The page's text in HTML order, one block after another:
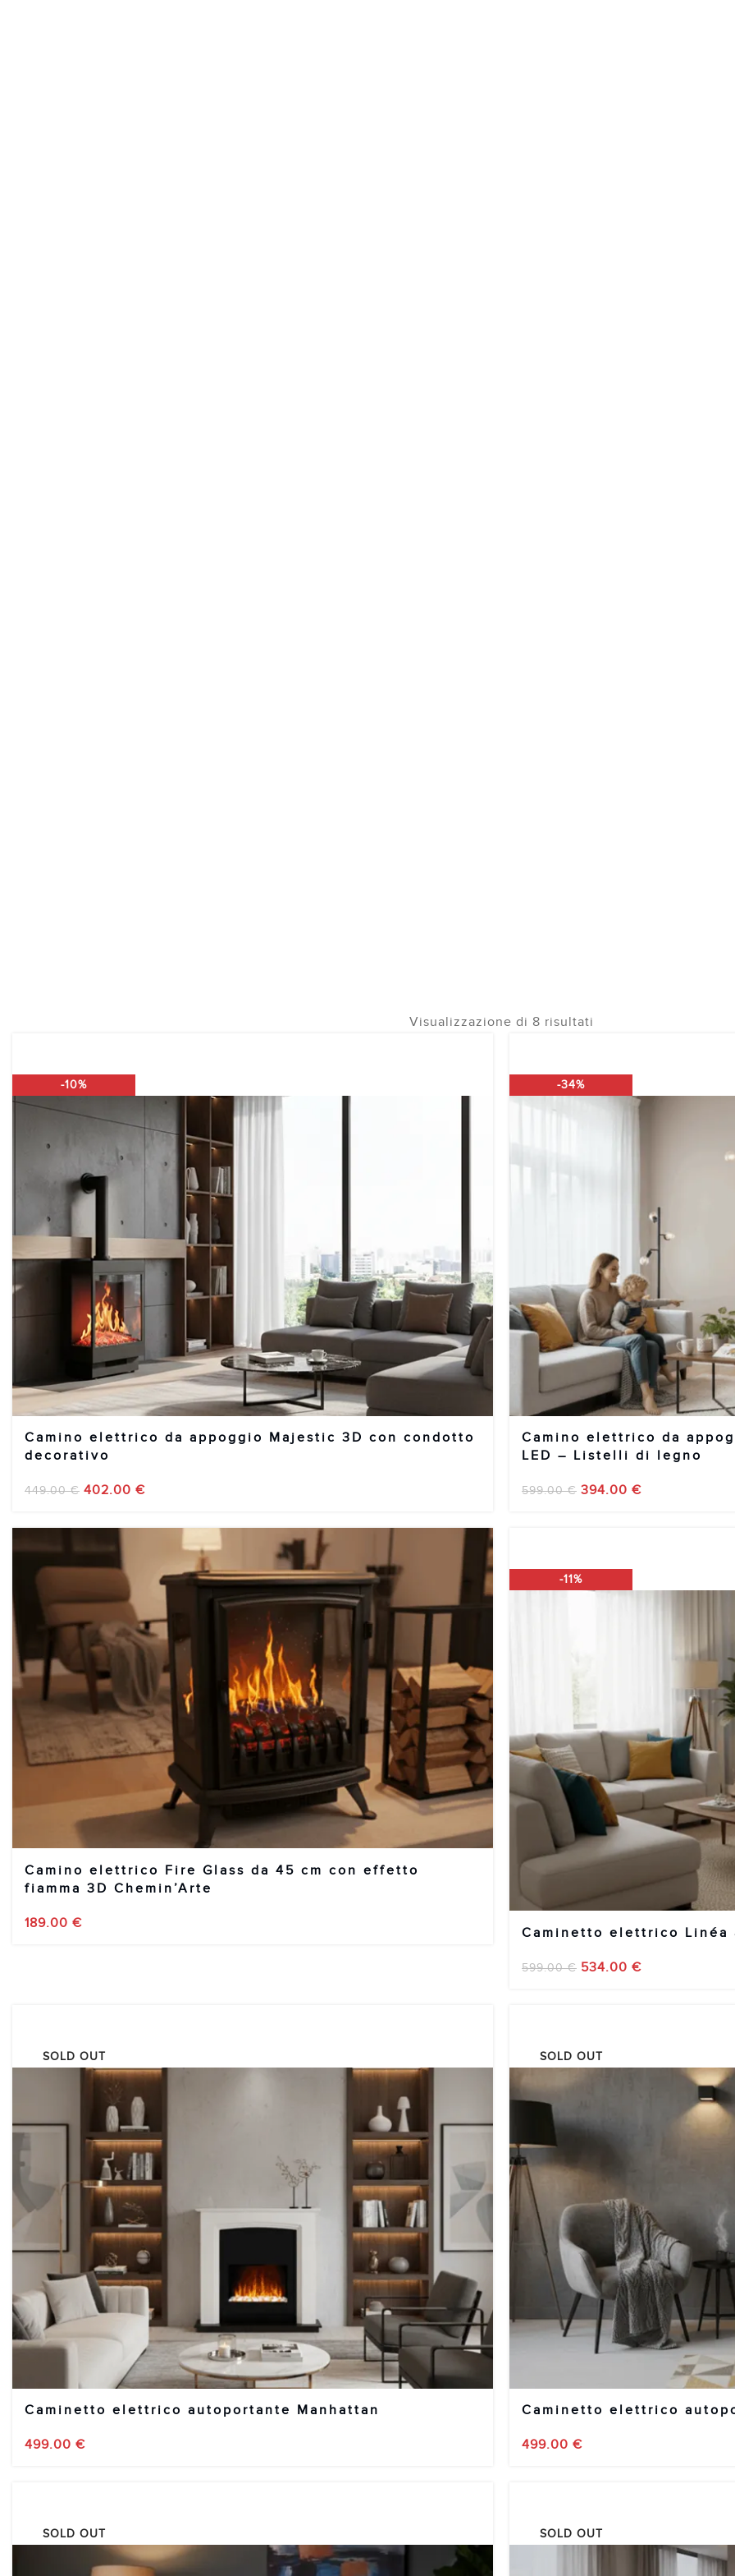
Visualizzazione di 8 risultati
-10%
Camino elettrico da appoggio Majestic 3D con condotto
decorativo
449.00€ 402.00 €
-34%
Camino elettrico da
LED – Listelli di legno
599.00€ 394.00 €
Camino elettrico Fire Glass da 45 cm con effetto
fiamma 3D Chemin’Arte
189.00 €
-11%
Caminetto elettrico Linéa
599.00€ 534.00 €
SOLD OUT
Caminetto elettrico autoportante Manhattan
499.00 €
SOLD OUT
Caminetto elettrico
499.00 €
SOLD OUT SOLD OUT